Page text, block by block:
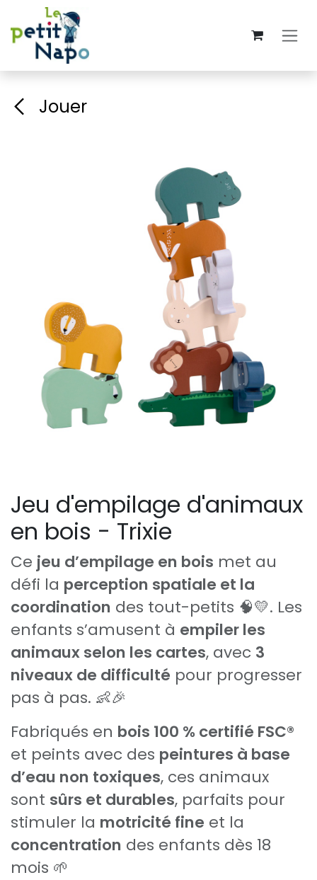
Se rendre au contenu
Jouer
Jeu d'empilage d'animaux
en bois - Trixie
Ce jeu d’empilage en bois met au
défi la perception spatiale et la
coordination des tout-petits 🧠💛. Les
enfants s’amusent à empiler les
animaux selon les cartes, avec 3
niveaux de difficulté pour progresser
pas à pas. 👶🎉
Fabriqués en bois 100 % certifié FSC®
et peints avec des peintures à base
d’eau non toxiques, ces animaux
sont sûrs et durables, parfaits pour
stimuler la motricité fine et la
concentration des enfants dès 18
mois 🌱